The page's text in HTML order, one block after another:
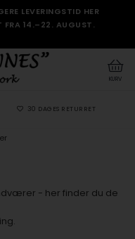
LEVERINGSTID HER
FRA 14.–22. AUGUST.
KURV
30 DAGES RETURRET
- her finder du de